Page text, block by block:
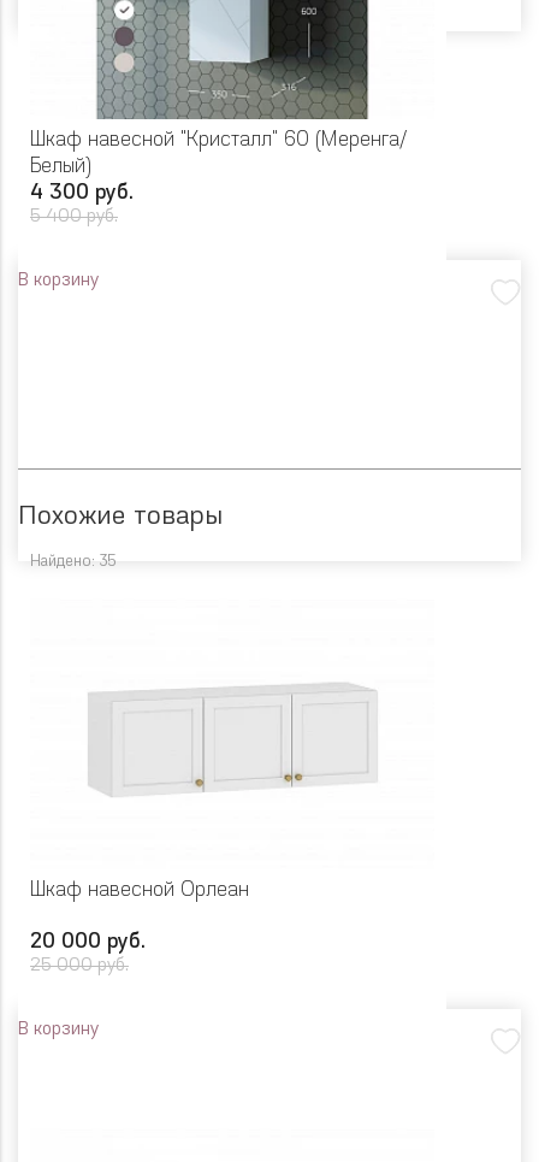
Шкаф навесной "Кристалл" 60 (Меренга/
Белый)
4 300 руб.
5 400 руб.
В корзину
Похожие товары
Найдено: 35
Шкаф навесной Орлеан
20 000 руб.
25 000 руб.
В корзину